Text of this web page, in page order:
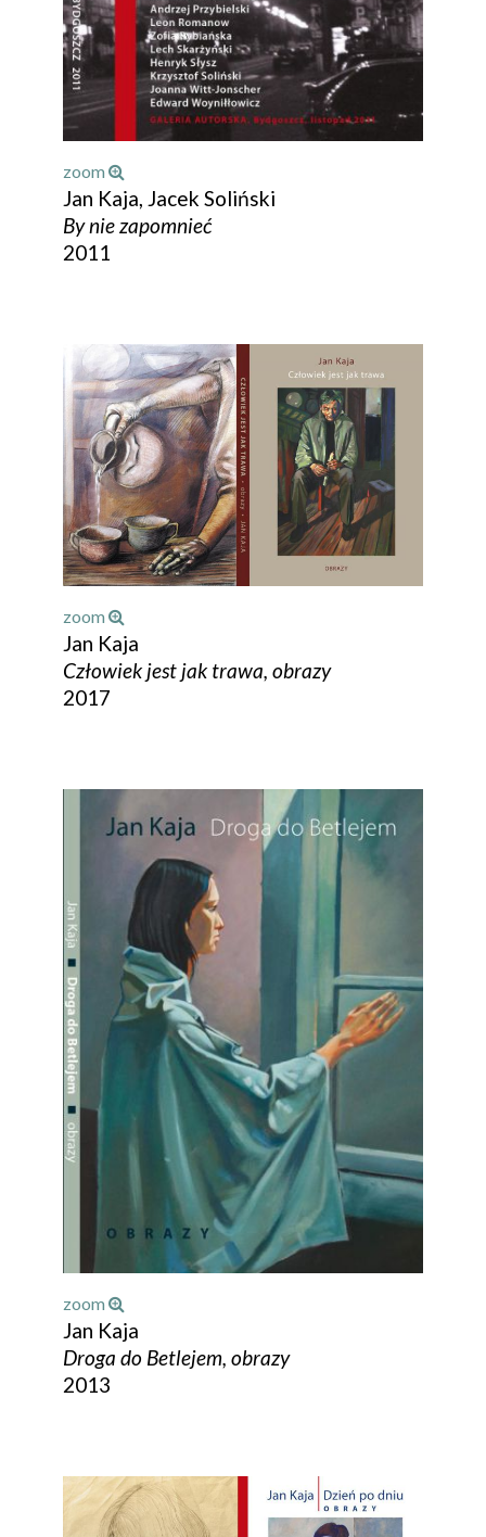
zoom
Jan Kaja, Jacek Soliński
By nie zapomnieć
2011
zoom
Jan Kaja
Człowiek jest jak trawa, obrazy
2017
zoom
Jan Kaja
Droga do Betlejem, obrazy
2013